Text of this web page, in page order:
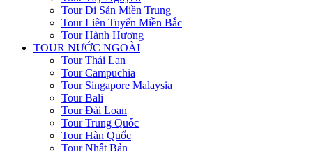
Tour Di Sản Miền Trung
Tour Liên Tuyến Miền Bắc
Tour Hành Hương
TOUR NƯỚC NGOÀI
Tour Thái Lan
Tour Campuchia
Tour Singapore Malaysia
Tour Bali
Tour Đài Loan
Tour Trung Quốc
Tour Hàn Quốc
Tour Nhật Bản